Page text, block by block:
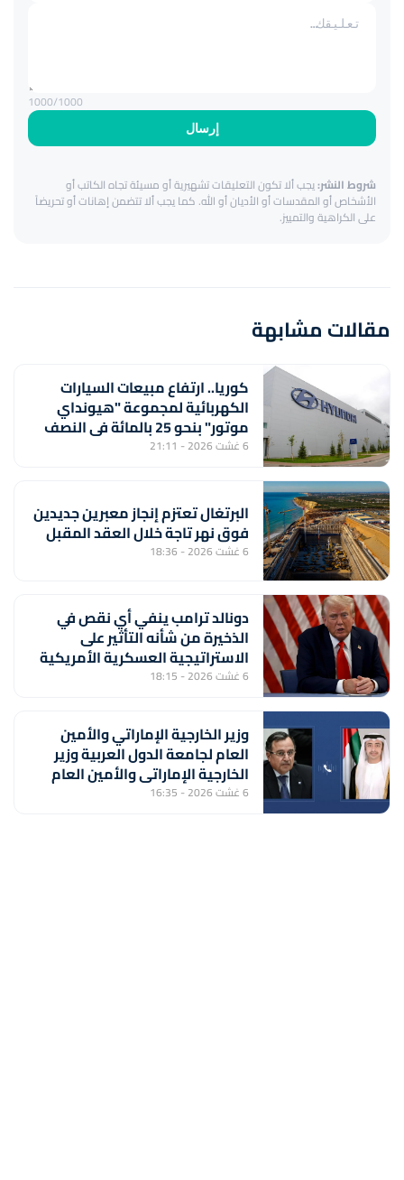
إرسال
1000/1000
شروط النشر:يجب ألا تكون التعليقات تشهيرية أو مسيئة تجاه الكاتب أو
الأشخاص أو المقدسات أو الأديان أو الله. كما يجب ألا تتضمن إهانات أو تحريضاً
على الكراهية والتمييز.
مقالات مشابهة
كوريا.. ارتفاع مبيعات السيارات
الكهربائية لمجموعة "هيونداي
موتور" بنحو 25 بالمائة في النصف
الأول من السنة
6 غشت 2026 - 21:11
البرتغال تعتزم إنجاز معبرين جديدين
فوق نهر تاجة خلال العقد المقبل
6 غشت 2026 - 18:36
دونالد ترامب ينفي أي نقص في
الذخيرة من شأنه التأثير على
الاستراتيجية العسكرية الأمريكية
6 غشت 2026 - 18:15
وزير الخارجية الإماراتي والأمين
العام لجامعة الدول العربية وزير
الخارجية الإماراتي والأمين العام
لجامعة الدول العربية يبحثان
6 غشت 2026 - 16:35